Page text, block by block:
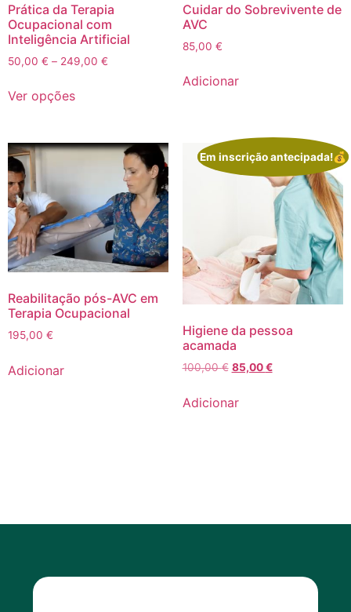
Prática da Terapia
Ocupacional com
Inteligência Artificial
50,00 € – 249,00 €
Ver opções
Cuidar do Sobrevivente de
AVC
85,00 €
Adicionar
Reabilitação pós-AVC em
Terapia Ocupacional
195,00 €
Adicionar
Em inscrição antecipada!💰
Higiene da pessoa
acamada
100,00€ 85,00€
Adicionar